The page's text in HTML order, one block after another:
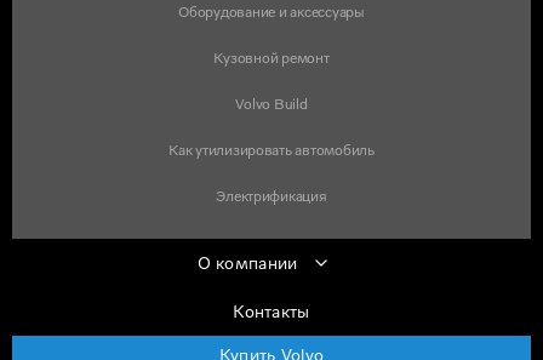
Оборудование и аксессуары
Кузовной ремонт
Volvo Build
Как утилизировать автомобиль
Электрификация
О компании
Контакты
Купить Volvo